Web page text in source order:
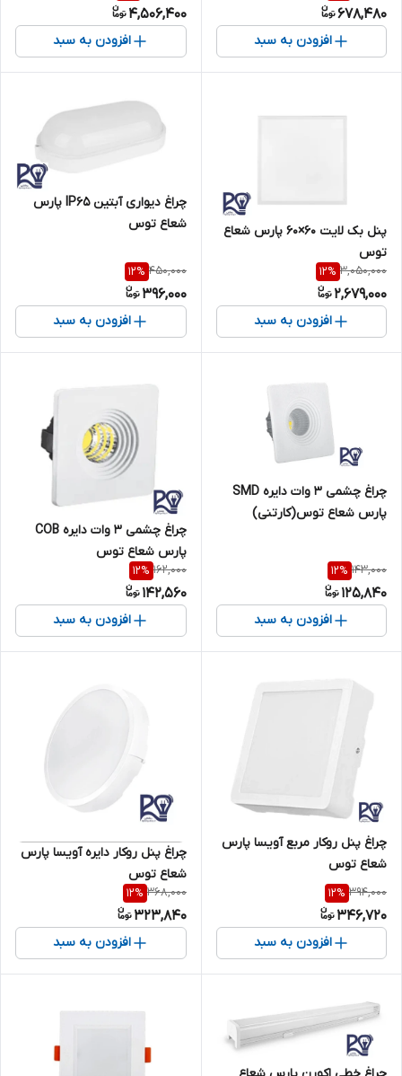
678,480
افزودن به سبد
4,506,400
افزودن به سبد
پنل بک لایت ۶۰×۶۰ پارس شعاع
توس
3,050,000
12%
2,679,000
افزودن به سبد
چراغ دیواری آبتین IP65 پارس
شعاع توس
450,000
12%
396,000
افزودن به سبد
چراغ چشمی 3 وات دایره SMD
پارس شعاع توس(کارتنی)
143,000
12%
125,840
افزودن به سبد
چراغ چشمی 3 وات دایره COB
پارس شعاع توس
162,000
12%
142,560
افزودن به سبد
چراغ پنل روکار مربع آویسا پارس
شعاع توس
394,000
12%
346,720
افزودن به سبد
چراغ پنل روکار دایره آویسا پارس
شعاع توس
368,000
12%
323,840
افزودن به سبد